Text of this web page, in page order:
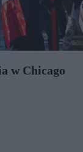
w Chicago